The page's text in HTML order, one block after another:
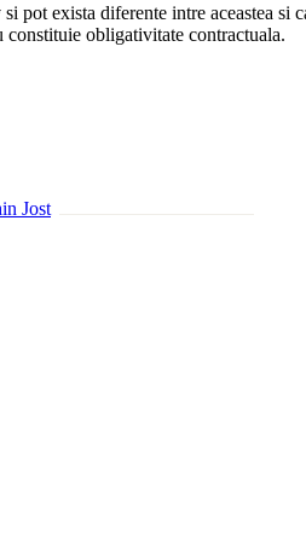
pot exista diferente intre aceastea
obligativitate contractuala.